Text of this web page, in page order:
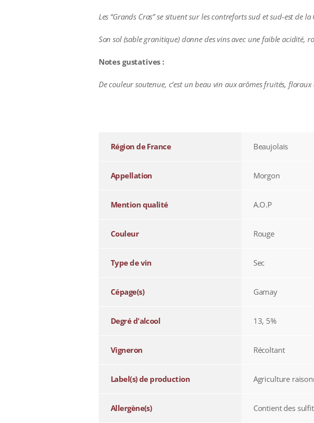
Les “Grands Cras” se situent sur les contreforts sud et sud-est de
Son sol (sable granitique) donne des vins avec une faible acidité,
Notes gustatives :
De couleur soutenue, c’est un beau vin aux arômes fruités, floraux
Région de France Beaujolais
Appellation Morgon
Mention qualité A.O.P
Couleur Rouge
Type de vin Sec
Cépage(s) Gamay
Degré d'alcool 13, 5%
Vigneron Récoltant
Label(s) de production Agriculture
Allergène(s) Contient des